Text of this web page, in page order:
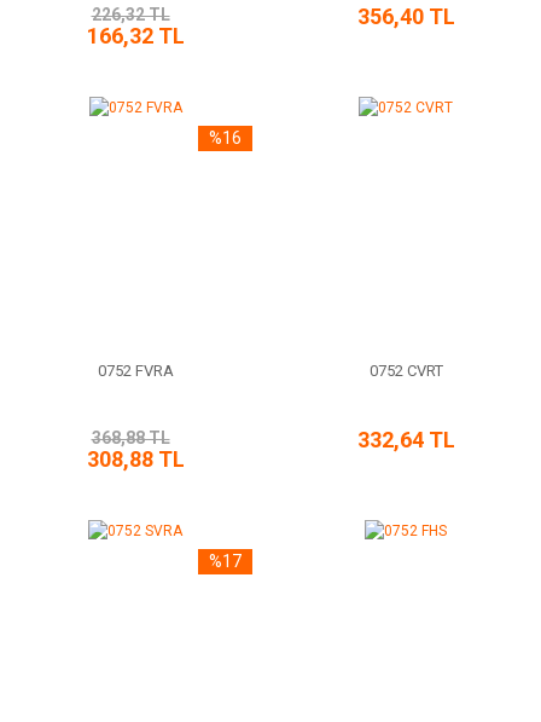
226,32 TL
166,32 TL
356,40 TL
%16
0752 FVRA
368,88 TL
308,88 TL
0752 CVRT
332,64 TL
%17